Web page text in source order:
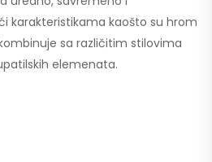
karakteristikama kaošto su hrom
sa različitim stilovima
elemenata.